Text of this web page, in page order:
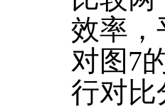
效率，
对图7
行对比